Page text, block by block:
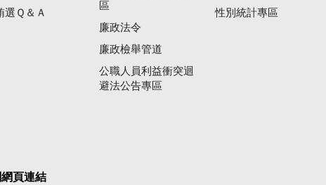
選Ｑ＆Ａ
區
廉政法令
廉政檢舉管道
公職人員利益衝突迴
避法公告專區
性別統計專區
頁連結